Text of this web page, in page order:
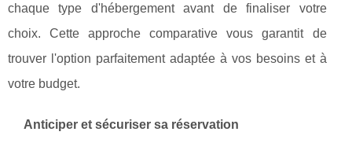
chaque type d'hébergement avant de finaliser votre
choix. Cette approche comparative vous garantit de
trouver l'option parfaitement adaptée à vos besoins et à
votre budget.
Anticiper et sécuriser sa réservation